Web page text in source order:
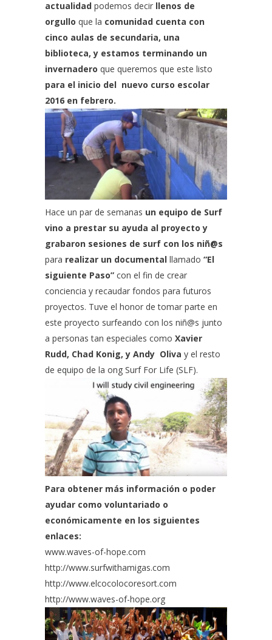
actualidad podemos decir llenos de
orgullo que la comunidad cuenta con
cinco aulas de secundaria, una
biblioteca, y estamos terminando un
invernadero que queremos que este listo
para el inicio del nuevo curso escolar
2016 en febrero.
Hace un par de semanas un equipo de Surf
vino a prestar su ayuda al proyecto y
grabaron sesiones de surf con los niñ@s
para realizar un documental llamado “El
siguiente Paso” con el fin de crear
conciencia y recaudar fondos para futuros
proyectos. Tuve el honor de tomar parte en
este proyecto surfeando con los niñ@s junto
a personas tan especiales como Xavier
Rudd, Chad Konig, y Andy Oliva y el resto
de equipo de la ong Surf For Life (SLF).
Para obtener más información o poder
ayudar como voluntariado o
económicamente en los siguientes
enlaces:
www.waves-of-hope.com
http://www.surfwithamigas.com
http://www.elcocolocoresort.com
http://www.waves-of-hope.org